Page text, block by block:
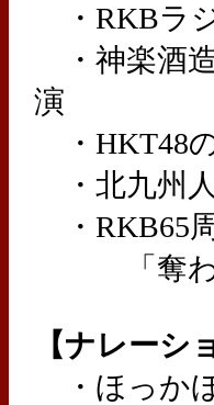
・RKBラ
・神楽酒
演
・HKT48
・北九州
・RKB65
「奪われ
【ナレーシ
・ほっか